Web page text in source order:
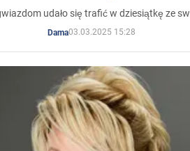
udało się trafić w dziesiątkę ze
Dama03.03.2025 15:28